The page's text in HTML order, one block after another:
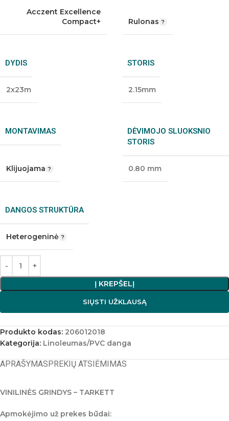
Acczent Excellence
Compact+
Rulonas
DYDIS
2x23m
STORIS
2.15mm
MONTAVIMAS
Klijuojama
DĖVIMOJO SLUOKSNIO
STORIS
0.80 mm
DANGOS STRUKTŪRA
Heterogeninė
Į KREPŠELĮ
SIŲSTI UŽKLAUSĄ
Produkto kodas: 206012018
Kategorija: Linoleumas/PVC danga
APRAŠYMASPREKIŲ ATSIĖMIMAS
VINILINĖS GRINDYS – TARKETT
Apmokėjimo už prekes būdai: